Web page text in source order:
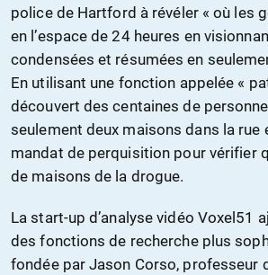
police de Hartford à révéler « où les
en l’espace de 24 heures en
condensées et résumées en
En utilisant une fonction appelée «
découvert des centaines de
seulement deux maisons dans la rue
mandat de perquisition pour vérifier
de maisons de la drogue.
La start-up d’analyse vidéo Voxel51
des fonctions de recherche plus
fondée par Jason Corso, professeur